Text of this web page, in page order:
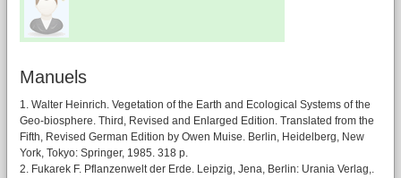
Manuels
1. Walter Heinrich. Vegetation of the Earth and Ecological Systems of the
Geo-biosphere. Third, Revised and Enlarged Edition. Translated from the
Fifth, Revised German Edition by Owen Muise. Berlin, Heidelberg, New
York, Tokyo: Springer, 1985. 318 p.
2. Fukarek F. Pflanzenwelt der Erde. Leipzig, Jena, Berlin: Urania Verlag,.